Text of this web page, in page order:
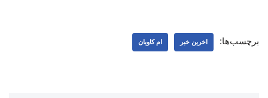
برچسب‌ها: اخرین خبر ام کاویان